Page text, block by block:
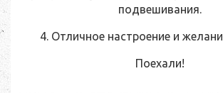
подвешивания.
4. Отличное настроение и
Поехали!